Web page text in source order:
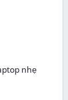
nhẹ